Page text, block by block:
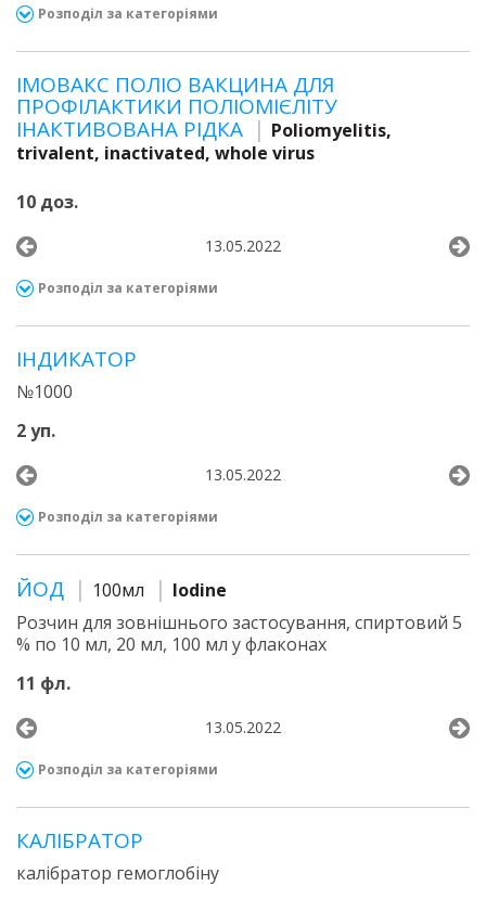
Розподіл за категоріями
ІМОВАКС ПОЛІО ВАКЦИНА ДЛЯ
ПРОФІЛАКТИКИ ПОЛІОМІЄЛІТУ
ІНАКТИВОВАНА РІДКА
Poliomyelitis,
trivalent, inactivated, whole virus
10 доз.
13.05.2022
Розподіл за категоріями
ІНДИКАТОР
№1000
2 уп.
13.05.2022
Розподіл за категоріями
ЙОД 100мл
Iodine
Розчин для зовнішнього застосування, спиртовий 5
% по 10 мл, 20 мл, 100 мл у флаконах
11 фл.
13.05.2022
Розподіл за категоріями
КАЛІБРАТОР
калібратор гемоглобіну